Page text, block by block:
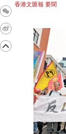
香港文匯報 要聞